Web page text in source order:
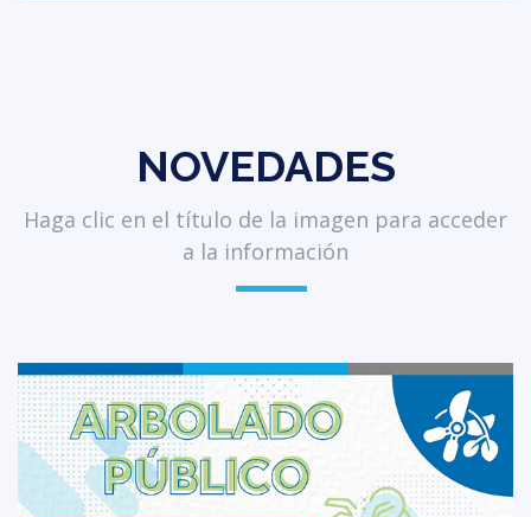
NOVEDADES
Haga clic en el título de la imagen para acceder
a la información